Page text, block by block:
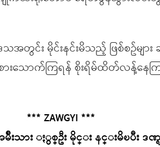
တွင်း မိုင်းနင်းမိသည့် ဖြစ်စဥ်မျ
သောက်ကြရန် စိုးရိမ်ထိတ်လန့်နေက
*** ZAWGYI ***
းသား ႏွစ္ဦး မိုင္း နင္းမိၿပီး ဒဏ္